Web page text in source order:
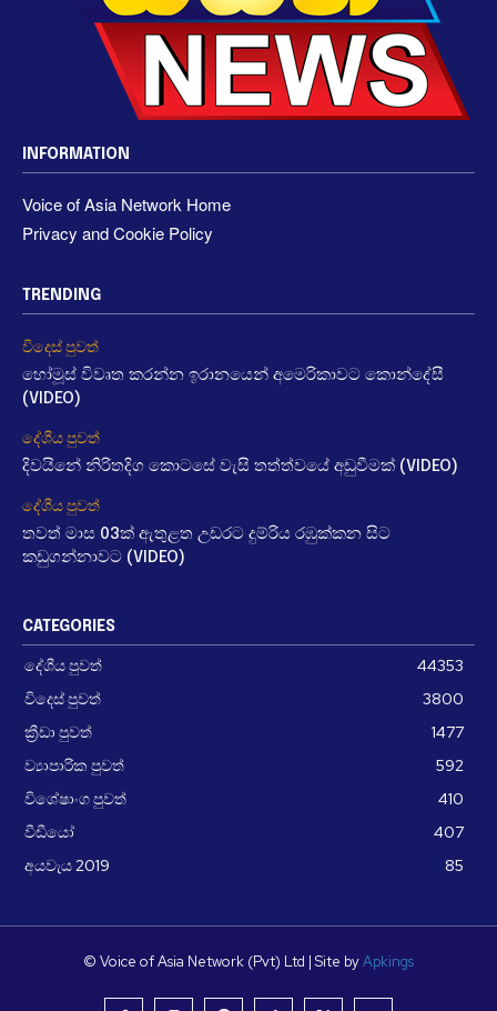
INFORMATION
Voice of Asia Network Home
Privacy and Cookie Policy
TRENDING
විදෙස් පුවත්
හෝමූස් විවෘත කරන්න ඉරානයෙන් අමෙරිකාවට කොන්දේසී
(VIDEO)
දේශීය පුවත්
දිවයිනේ නිරිතදිග කොටසේ වැසි තත්ත්වයේ අඩුවීමක් (VIDEO)
දේශීය පුවත්
තවත් මාස 03ක් ඇතුළත උඩරට දුම්රිය රඹුක්කන සිට
කඩුගන්නාවට (VIDEO)
CATEGORIES
දේශීය පුවත්
44353
විදෙස් පුවත්
3800
ක්‍රීඩා පුවත්
1477
ව්‍යාපාරික පුවත්
592
විශේෂාංග පුවත්
410
වීඩීයෝ
407
අයවැය 2019
85
© Voice of Asia Network (Pvt) Ltd | Site byApkings